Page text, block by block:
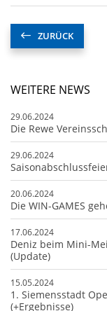
ZURÜCK
WEITERE NEWS
29.06.2024
Die Rewe
29.06.2024
20.06.2024
Die WIN-GAMES
17.06.2024
Deniz beim Mini-
(Update)
15.05.2024
1. Siemensstadt
(+Ergebnisse)